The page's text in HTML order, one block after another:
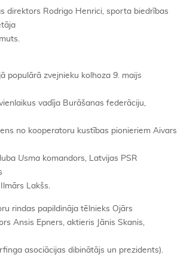
direktors Rodrigo Henrici, sporta biedrības
populārā zvejnieku kolhoza 9. maijs
vadīja Burāšanas federāciju,
no kooperatoru kustības pionieriem Aivars
Usma komandors, Latvijas PSR
Lakšs.
rindas papildināja tēlnieks Ojārs
Ansis Epners, aktieris Jānis Skanis,
asociācijas dibinātājs un prezidents).